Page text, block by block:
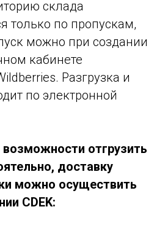
склада
только по пропускам,
можно при создании
кабинете
Разгрузка и
по электронной
возможности отгрузить
доставку
можно осуществить
CDEK: